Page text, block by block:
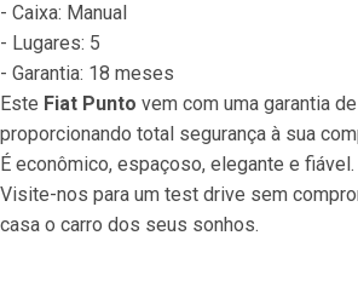
- Caixa: Manual
- Lugares: 5
- Garantia: 18 meses
Este Fiat Punto vem com uma garantia
proporcionando total segurança à sua
É econômico, espaçoso, elegante e fiável.
Visite-nos para um test drive sem
casa o carro dos seus sonhos.